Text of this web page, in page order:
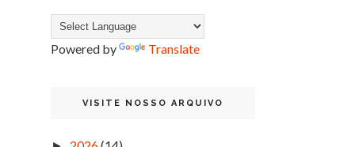
Powered by Translate
VISITE NOSSO ARQUIVO